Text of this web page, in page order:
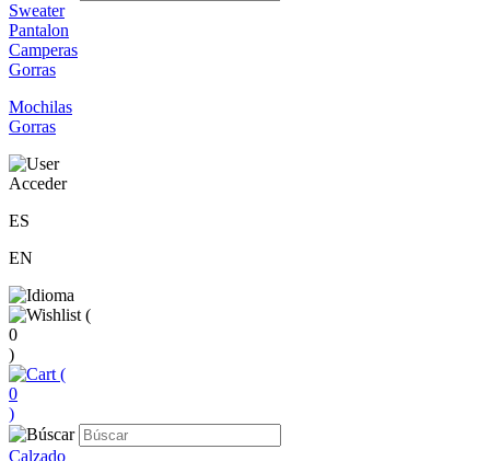
Sweater
Pantalon
Camperas
Gorras
Mochilas
Gorras
Acceder
ES
EN
(
0
)
(
0
)
Calzado